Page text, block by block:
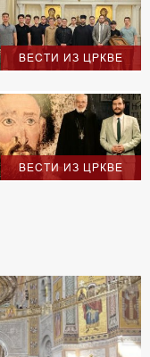
ВЕСТИ ИЗ ЦРКВЕ
ВЕСТИ ИЗ ЦРКВЕ